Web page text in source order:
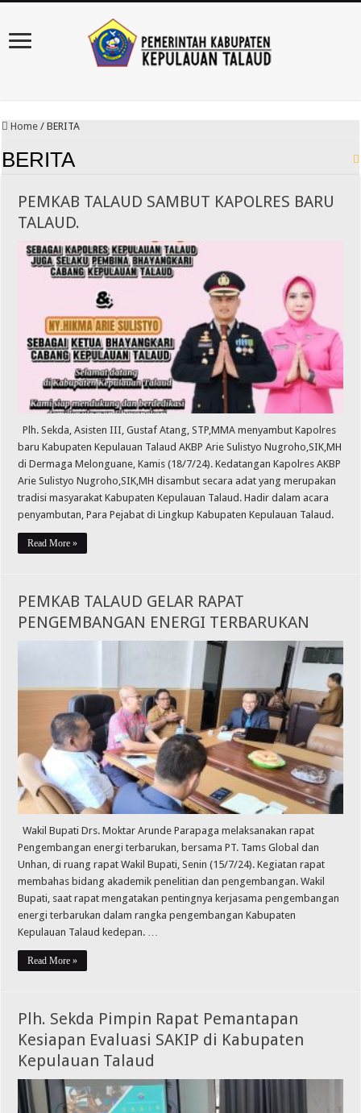
Home / BERITA
BERITA
PEMKAB TALAUD SAMBUT KAPOLRES BARU
TALAUD.
Plh. Sekda, Asisten III, Gustaf Atang, STP,MMA menyambut Kapolres
baru Kabupaten Kepulauan Talaud AKBP Arie Sulistyo Nugroho,SIK,MH
di Dermaga Melonguane, Kamis (18/7/24). Kedatangan Kapolres AKBP
Arie Sulistyo Nugroho,SIK,MH disambut secara adat yang merupakan
tradisi masyarakat Kabupaten Kepulauan Talaud. Hadir dalam acara
penyambutan, Para Pejabat di Lingkup Kabupaten Kepulauan Talaud.
Read More »
PEMKAB TALAUD GELAR RAPAT
PENGEMBANGAN ENERGI TERBARUKAN
Wakil Bupati Drs. Moktar Arunde Parapaga melaksanakan rapat
Pengembangan energi terbarukan, bersama PT. Tams Global dan
Unhan, di ruang rapat Wakil Bupati, Senin (15/7/24). Kegiatan rapat
membahas bidang akademik penelitian dan pengembangan. Wakil
Bupati, saat rapat mengatakan pentingnya kerjasama pengembangan
energi terbarukan dalam rangka pengembangan Kabupaten
Kepulauan Talaud kedepan. …
Read More »
Plh. Sekda Pimpin Rapat Pemantapan
Kesiapan Evaluasi SAKIP di Kabupaten
Kepulauan Talaud